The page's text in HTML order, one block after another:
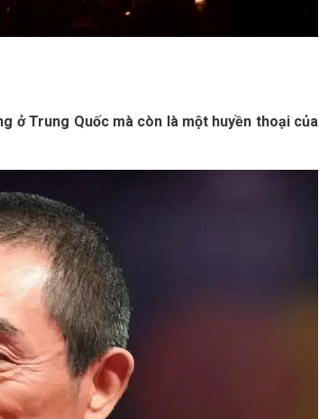
ở Trung Quốc mà còn là một huyền thoại của